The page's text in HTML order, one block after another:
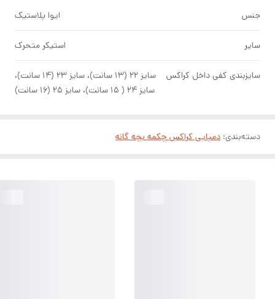
جنس ایوا پلاستیک
سایر استیکر متحرک
سایزبندی کفی داخل کراکس
سایز ۲۲ (۱۳ سانت)، سایز ۲۳ (۱۴ سانت)،
سایز ۲۴ ( ۱۵ سانت)، سایز ۲۵ (۱۶ سانت)
دسته‌بندی: دمپایی کراکس چکمه بچه گانه